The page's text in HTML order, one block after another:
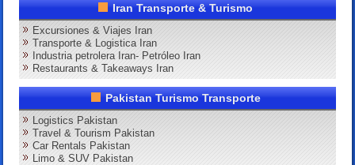
Iran Transporte & Turismo
Excursiones & Viajes Iran
Transporte & Logistica Iran
Industria petrolera Iran- Petróleo Iran
Restaurants & Takeaways Iran
Pakistan Turismo Transporte
Logistics Pakistan
Travel & Tourism Pakistan
Car Rentals Pakistan
Limo & SUV Pakistan